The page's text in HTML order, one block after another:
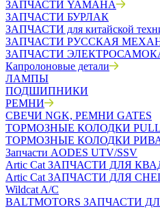
ЗАПЧАСТИ YAMAHA
ЗАПЧАСТИ БУРЛАК
ЗАПЧАСТИ для китайской
ЗАПЧАСТИ РУССКАЯ
ЗАПЧАСТИ
Капролоновые детали
ЛАМПЫ
ПОДШИПНИКИ
РЕМНИ
СВЕЧИ NGK, РЕМНИ GATES
ТОРМОЗНЫЕ КОЛОДКИ
ТОРМОЗНЫЕ КОЛОДКИ
Запчасти AODES UTV/SSV
Artic Cat ЗАПЧАСТИ ДЛЯ
Artic Cat ЗАПЧАСТИ ДЛЯ
Wildcat A/C
BALTMOTORS ЗАПЧАСТИ